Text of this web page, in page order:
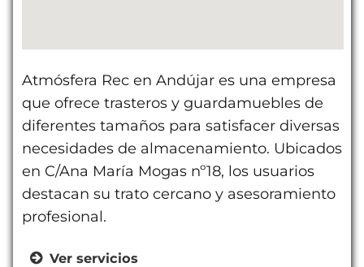
Atmósfera Rec en Andújar es una empresa
que ofrece trasteros y guardamuebles de
diferentes tamaños para satisfacer diversas
necesidades de almacenamiento. Ubicados
en C/Ana María Mogas nº18, los usuarios
destacan su trato cercano y asesoramiento
profesional.
Ver servicios